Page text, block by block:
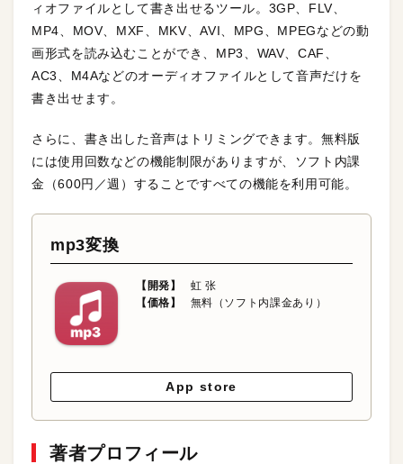
ィオファイルとして書き出せるツール。3GP、FLV、
MP4、MOV、MXF、MKV、AVI、MPG、MPEGなどの動
画形式を読み込むことができ、MP3、WAV、CAF、
AC3、M4Aなどのオーディオファイルとして音声だけを
書き出せます。
さらに、書き出した音声はトリミングできます。無料版
には使用回数などの機能制限がありますが、ソフト内課
金（600円／週）することですべての機能を利用可能。
mp3変換
【開発】
虹 张
【価格】
無料（ソフト内課金あり）
App store
著者プロフィール